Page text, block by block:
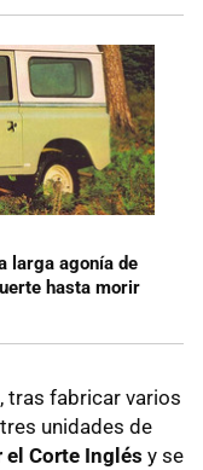
larga agonía de
hasta morir
tras fabricar varios
unidades de
el Corte Inglés y se